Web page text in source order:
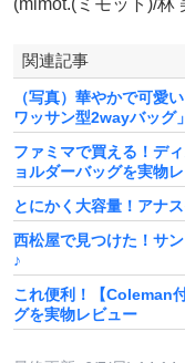
関連記事
（写真）華やかで可愛
ワッサン型2wayバッグ」
ファミマで買える！デ
ョルダーバッグを実物
とにかく大容量！アナ
西松屋で見つけた！サ
♪
これ便利！【Coleman
グを実物レビュー